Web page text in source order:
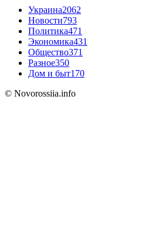
Украина2062
Новости793
Политика471
Экономика431
Общество371
Разное350
Дом и быт170
© Novorossiia.info